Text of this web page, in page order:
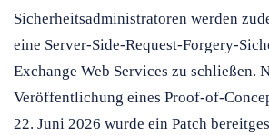
Sicherheitsadministratoren werden
eine Server-Side-Request-Forgery-
Exchange Web Services zu schließen.
Veröffentlichung eines Proof-of-
22. Juni 2026 wurde ein Patch